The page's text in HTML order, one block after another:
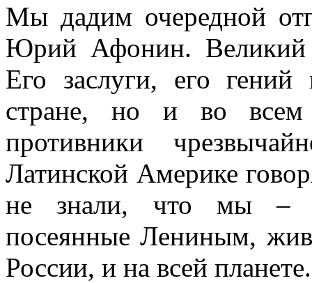
Мы дадим очередной
Юрий Афонин. Великий
Его заслуги, его
стране, но и во всем
противники
Латинской Америке
не знали, что мы –
посеянные Лениным,
России, и на всей планете.